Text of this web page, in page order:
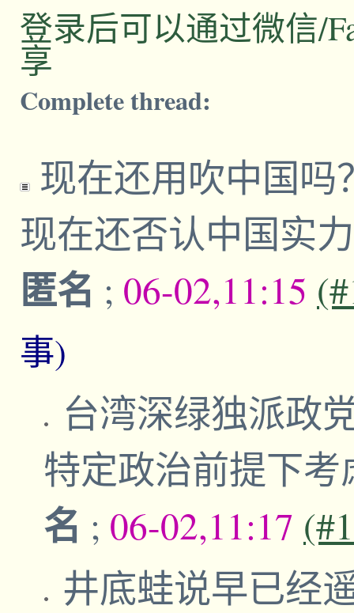
登录后可以通过微信/
享
Complete thread:
现在还用吹中国吗
现在还否认中国实
匿名 ; 06-02,11:15
事)
台湾深绿独派政
特定政治前提下
名 ; 06-02,11:17
井底蛙说早已经